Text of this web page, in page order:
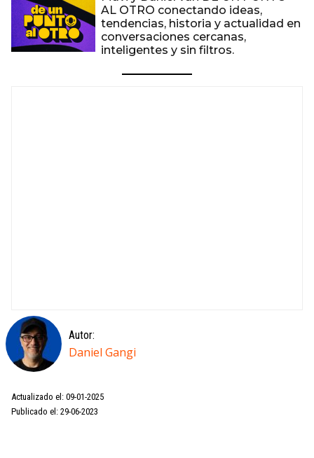
AL OTRO conectando ideas,
tendencias, historia y actualidad en
conversaciones cercanas,
inteligentes y sin filtros.
Autor:
Daniel Gangi
Actualizado el: 09-01-2025
Publicado el: 29-06-2023